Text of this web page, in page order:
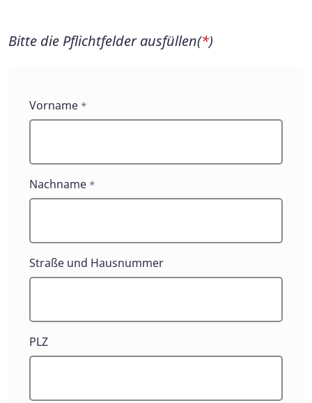
Bitte die Pflichtfelder ausfüllen(*)
Vorname *
Nachname *
Straße und Hausnummer
PLZ